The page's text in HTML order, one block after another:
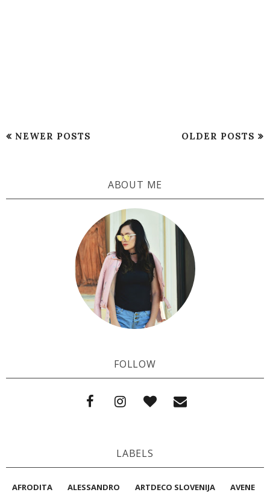
NEWER POSTS OLDER POSTS
ABOUT ME
FOLLOW
LABELS
AFRODITA ALESSANDRO ARTDECO SLOVENIJA AVENE